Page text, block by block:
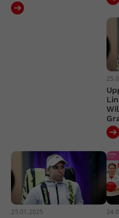
25.01.2025